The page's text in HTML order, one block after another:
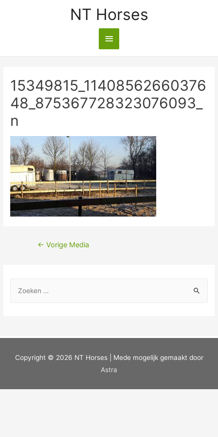
NT Horses
15349815_11408562660376
48_875367728323076093_
n
← Vorige Media
Copyright © 2026 NT Horses| Mede mogelijk gemaakt door
Astra